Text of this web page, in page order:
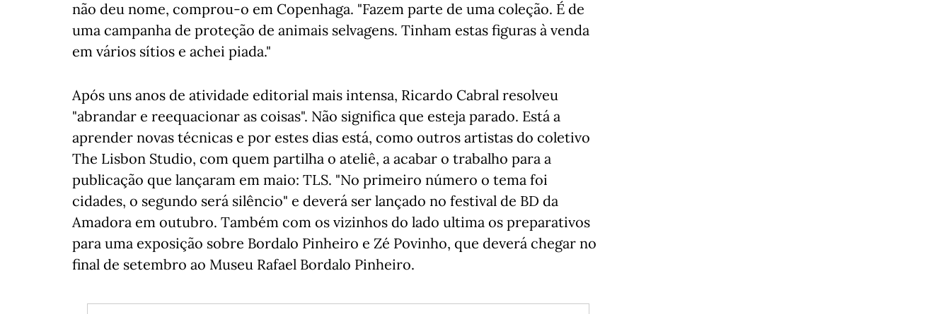
não deu nome, comprou-o em Copenhaga. "Fazem parte de uma coleção. É de
uma campanha de proteção de animais selvagens. Tinham estas figuras à venda
em vários sítios e achei piada."
Após uns anos de atividade editorial mais intensa, Ricardo Cabral resolveu
"abrandar e reequacionar as coisas". Não significa que esteja parado. Está a
aprender novas técnicas e por estes dias está, como outros artistas do coletivo
The Lisbon Studio, com quem partilha o ateliê, a acabar o trabalho para a
publicação que lançaram em maio: TLS. "No primeiro número o tema foi
cidades, o segundo será silêncio" e deverá ser lançado no festival de BD da
Amadora em outubro. Também com os vizinhos do lado ultima os preparativos
para uma exposição sobre Bordalo Pinheiro e Zé Povinho, que deverá chegar no
final de setembro ao Museu Rafael Bordalo Pinheiro.